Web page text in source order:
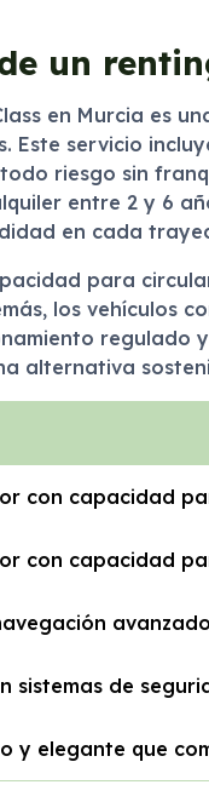
un
en Murcia es
Este servicio
riesgo sin
entre 2 y 6
en cada
para
los vehículos
alternativa
con capacidad
con capacidad
sistemas de
y elegante que